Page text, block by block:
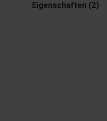
Eigenschaften (2)